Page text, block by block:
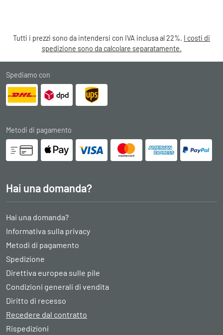
Tutti i prezzi sono da intendersi con IVA inclusa al 22%.
I costi di
spedizione sono da calcolare separatamente.
Spediamo con
Metodi di pagamento
Hai una domanda?
Hai una domanda?
Informativa sulla privacy
Metodi di pagamento
Spedizione
Direttiva europea sulle pile
Condizioni generali di vendita
Diritto di recesso
Recedere dal contratto
Rispedizioni